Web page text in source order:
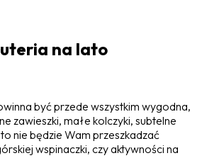
na lato
być przede wszystkim wygodna,
zawieszki, małe kolczyki, subtelne
nie będzie Wam przeszkadzać
wspinaczki, czy aktywności na